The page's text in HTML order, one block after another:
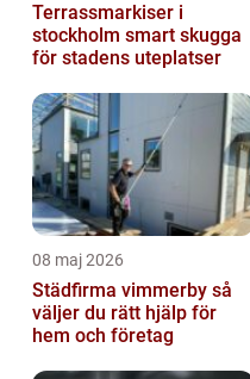
Terrassmarkiser i
stockholm smart skugga
för stadens uteplatser
08 maj 2026
Städfirma vimmerby så
väljer du rätt hjälp för
hem och företag